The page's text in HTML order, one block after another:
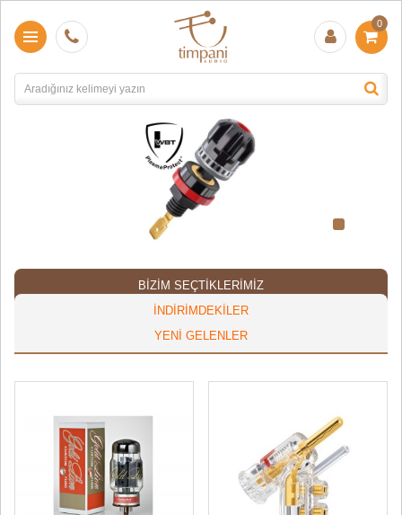
0
BIZIM SEÇTIKLERIMIZ
İNDIRIMDEKILER
YENI GELENLER